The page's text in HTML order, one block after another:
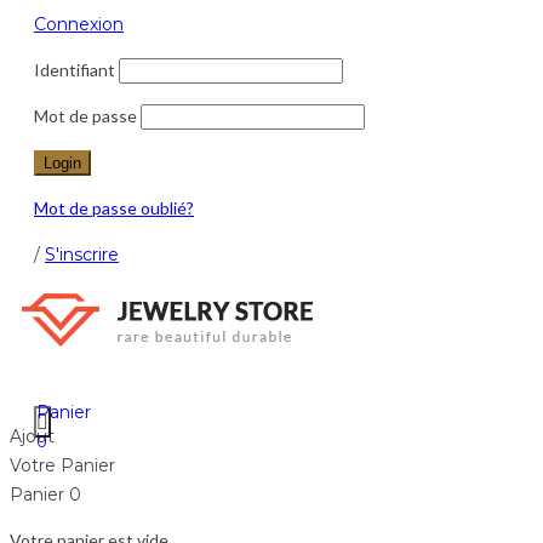
Connexion
Identifiant
Mot de passe
Mot de passe oublié?
/ S'inscrire
Panier
0
Ajout
Votre Panier
Panier 0